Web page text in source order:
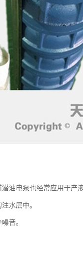
油电泵也经常应用于产
水层中。
音。